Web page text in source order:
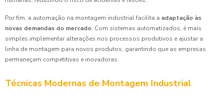
Por fim, a automação na montagem industrial facilita a adaptação às
novas demandas do mercado. Com sistemas automatizados, é mais
simples implementar alterações nos processos produtivos e ajustar a
linha de montagem para novos produtos, garantindo que as empresas
permaneçam competitivas e inovadoras.
Técnicas Modernas de Montagem Industrial